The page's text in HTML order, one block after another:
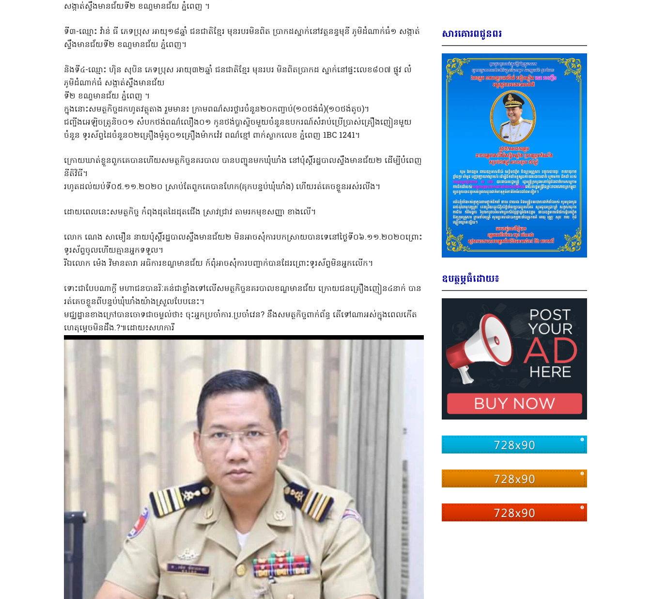
សង្កាត់ស្ទឹងមានជ័យទី២ ខណ្ខមានជ័យ ភ្នំពេញ ។
ទី៣-ឈ្មោះ វ៉ាន់ ធី ភេទប្រុស អាយុ១៨ឆ្នាំ ជនជាតិខ្មែរ មុនរបរមិនពិត ប្រាកដស្នាក់នៅវត្តនន្ទមុនី ភូមិដំណាក់ធំ១ សង្កាត់
ស្ទឹងមានជ័យទី២ ខណ្ខមានជ័យ ភ្នំពេញ។
និងទី៤-ឈ្មោះ ហុិន សុបិន ភេទប្រុស អាយុ៣២ឆ្នាំ ជនជាតិខ្មែរ មុនរបរ មិនពិតប្រាកដ ស្នាក់នៅផ្ទះលេខ៨០៧ ផ្លូវ លំ
ភូមិដំណាក់ធំ សង្កាត់ស្ទឹងមានជ័យ
ទី២ ខណ្ខមានជ័យ ភ្នំពេញ ។
ក្នុងនោះសមត្ថកិច្ចដកហូតវត្ថុតាង រួមមាន៖ ក្រាមពណ៌សរថ្លារចំនួន២០កញ្ចាប់(១០ថង់ធំ)(១០ថង់តូច)។
ជញ្ជីងអេឡិចត្រូនិច០១ សំបកថង់ពណ៌លឿង០១ កូនថង់ប្លាស្ទិចមួយចំនួនឧបករណ៍សំរាប់ប្រើប្រាស់គ្រឿងញៀនមួយ
ចំនួន ទូរស័ព្ទដៃចំនួន០២គ្រឿងម៉ូតូ០១គ្រឿងម៉ាកវ៉េវ ពណ៌ខ្មៅ ពាក់ស្លាកលេខ ភ្នំពេញ 1BC 1241។
ក្រោយឃាត់ខ្លួនពួកគេបានហើយសមត្ថកិច្ចនគរបាល បានបញ្ជូនមកឃុំឃាំង នៅប៉ុស្តិ៍រដ្ឋបាលស្ទឹងមានជ័យ២ ដើម្បីបំពេញ
នីតិវិធី។
រហូតដល់យប់ទី០៥.១១.២០២០ ស្រាប់តែពួកគេបានហែក(គុកបន្ទប់ឃុំឃាំង) ហើយរត់គេចខ្លួនអស់រលីង។
ដោយពេលនេះសមត្ថកិច្ច កំពុងដុតដៃដុតជើង ស្រាវជ្រាវ តាមរកមុខសញ្ញា ខាងលើ។
លោក ណេង សាមឿន នាយប៉ុស្តិ៍រដ្ឋបាលស្ទឹងមានជ័យ២ មិនអាចសុំការបកស្រាយបានទេនៅថ្ងៃទី០៦.១១.២០២០ព្រោះ
ទូរស័ព្ទចូលហើយគ្មានអ្នកទទួល។
រីឯលោក ម៉េង វិមានតារា អធិការខណ្ឌមានជ័យ ក៍ពុំអាចសុំការបញ្ជាក់បានដែរព្រោះទូរស័ព្ទមិនអ្នកលើក។
ទោះជាបែបណាក្ដី មហាជនបានរិៈគន់ជាខ្លាំងទៅលើសមត្ថកិច្ចនគរបាលខណ្ឌមានជ័យ ក្រោយជនគ្រឿងញៀន៤នាក់ បាន
រត់គេចខ្លួនពីបន្ទប់ឃុំឃាំងយ៉ាងស្រួលបែបនេះ។
មជ្ឈដ្ឋានខាងក្រៅបានចោទជាចម្ងល់ថា៖ ចុះអ្នកប្រចាំការ.ប្រចាំវេន? នឹងសមត្ថកិច្ចពាក់ព័ន្ធ តើទៅណាអស់ក្នុងពេលកើត
ហេតុម្ដេចមិនដឹង.?៕ដោយ៖សហការី
សារគោរពជូនពរ
ឧបត្ថម្ភធំដោយ៖